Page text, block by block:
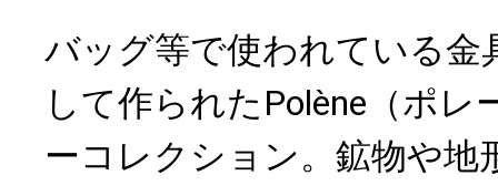
バッグ等で使われている金
して作られたPolène（ポレ
ーコレクション。鉱物や地